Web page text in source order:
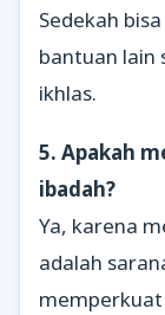
Sedekah
bantuan lain
ikhlas.
5. Apakah
ibadah?
Ya, karena
adalah